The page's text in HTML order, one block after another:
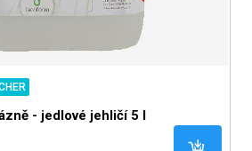
- jedlové jehličí 5 l